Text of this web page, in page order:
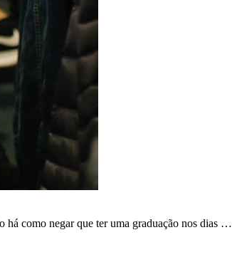
há como negar que ter uma graduação nos dias …